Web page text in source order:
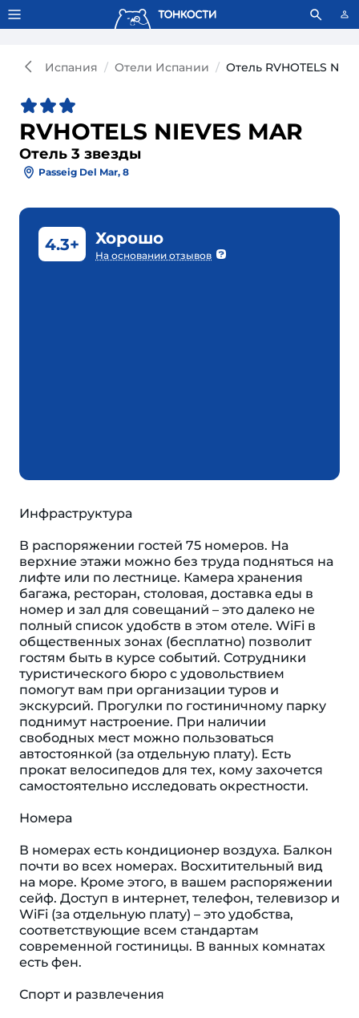
Тонкости используют сookie-файлы. Что это значит?
Испания Отели Испании Отель RVHOTELS
RVHOTELS NIEVES MAR
Отель 3 звезды
Passeig Del Mar, 8
4.3+ Хорошо
На основании отзывов
Инфраструктура
В распоряжении гостей 75 номеров. На
верхние этажи можно без труда подняться на
лифте или по лестнице. Камера хранения
багажа, ресторан, столовая, доставка еды в
номер и зал для совещаний – это далеко не
полный список удобств в этом отеле. WiFi в
общественных зонах (бесплатно) позволит
гостям быть в курсе событий. Сотрудники
туристического бюро с удовольствием
помогут вам при организации туров и
экскурсий. Прогулки по гостиничному парку
поднимут настроение. При наличии
свободных мест можно пользоваться
автостоянкой (за отдельную плату). Есть
прокат велосипедов для тех, кому захочется
самостоятельно исследовать окрестности.
Номера
В номерах есть кондиционер воздуха. Балкон
почти во всех номерах. Восхитительный вид
на море. Кроме этого, в вашем распоряжении
сейф. Доступ в интернет, телефон, телевизор и
WiFi (за отдельную плату) – это удобства,
соответствующие всем стандартам
современной гостиницы. В ванных комнатах
есть фен.
Спорт и развлечения